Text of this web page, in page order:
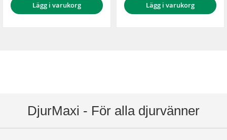
Lägg i varukorg Lägg i varukorg
DjurMaxi - För alla djurvänner